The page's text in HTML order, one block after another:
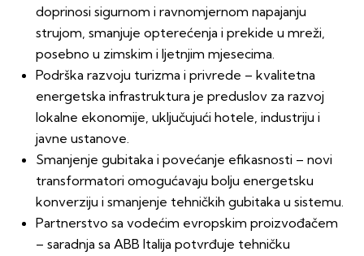
doprinosi sigurnom i ravnomjernom napajanju
strujom, smanjuje opterećenja i prekide u mreži,
posebno u zimskim i ljetnjim mjesecima.
Podrška razvoju turizma i privrede – kvalitetna
energetska infrastruktura je preduslov za razvoj
lokalne ekonomije, uključujući hotele, industriju i
javne ustanove.
Smanjenje gubitaka i povećanje efikasnosti – novi
transformatori omogućavaju bolju energetsku
konverziju i smanjenje tehničkih gubitaka u sistemu.
Partnerstvo sa vodećim evropskim proizvođačem
– saradnja sa ABB Italija potvrđuje tehničku